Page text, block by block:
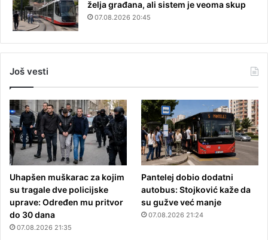
želja građana, ali sistem je veoma skup
07.08.2026 20:45
Još vesti
Uhapšen muškarac za kojim
su tragale dve policijske
uprave: Određen mu pritvor
do 30 dana
07.08.2026 21:35
Pantelej dobio dodatni
autobus: Stojković kaže da
su gužve već manje
07.08.2026 21:24